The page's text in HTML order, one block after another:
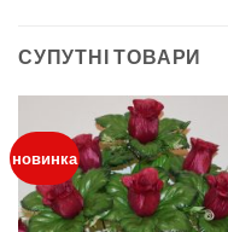
СУПУТНІ ТОВАРИ
новинка